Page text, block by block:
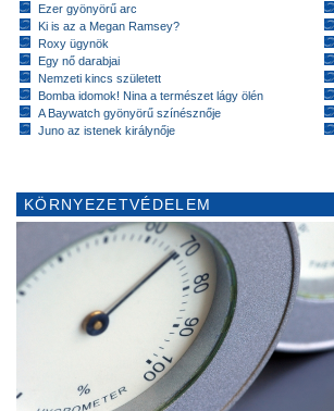
Ezer gyönyörű arc
Ki is az a Megan Ramsey?
Roxy ügynök
Egy nő darabjai
Nemzeti kincs született
Bomba idomok! Nina a természet lágy ölén
A Baywatch gyönyörű színésznője
Juno az istenek királynője
KÖRNYEZETVÉDELEM